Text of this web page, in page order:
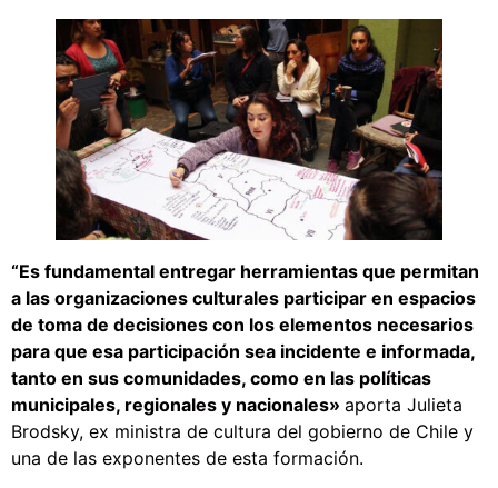
“Es fundamental entregar herramientas que permitan
a las organizaciones culturales participar en espacios
de toma de decisiones con los elementos necesarios
para que esa participación sea incidente e informada,
tanto en sus comunidades, como en las políticas
municipales, regionales y nacionales» aporta Julieta
Brodsky, ex ministra de cultura del gobierno de Chile y
una de las exponentes de esta formación.